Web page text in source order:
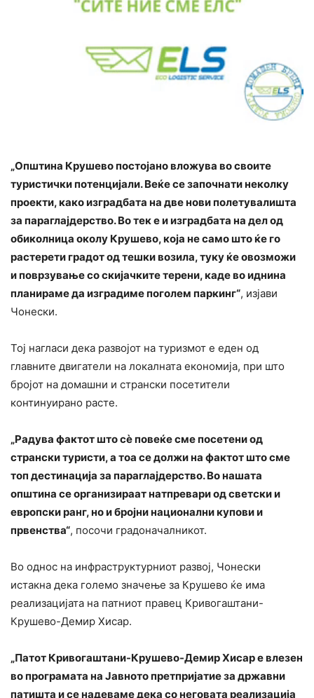
„Општина Крушево постојано вложува во своите
туристички потенцијали. Веќе се започнати неколку
проекти, како изградбата на две нови полетувалишта
за параглајдерство. Во тек е и изградбата на дел од
обиколница околу Крушево, која не само што ќе го
растерети градот од тешки возила, туку ќе овозможи
и поврзување со скијачките терени, каде во иднина
планираме да изградиме поголем паркинг“, изјави
Чонески.
Тој нагласи дека развојот на туризмот е еден од
главните двигатели на локалната економија, при што
бројот на домашни и странски посетители
континуирано расте.
„Радува фактот што сè повеќе сме посетени од
странски туристи, а тоа се должи на фактот што сме
топ дестинација за параглајдерство. Во нашата
општина се организираат натпревари од светски и
европски ранг, но и бројни национални купови и
првенства“, посочи градоначалникот.
Во однос на инфраструктурниот развој, Чонески
истакна дека големо значење за Крушево ќе има
реализацијата на патниот правец Кривогаштани-
Крушево-Демир Хисар.
„Патот Кривогаштани-Крушево-Демир Хисар е влезен
во програмата на Јавното претпријатие за државни
патишта и се надеваме дека со неговата реализација